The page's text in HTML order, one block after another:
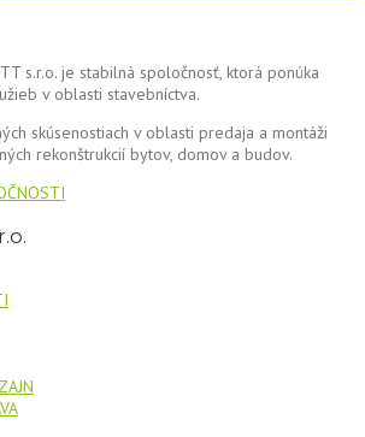
s.r.o. je stabilná spoločnosť, ktorá ponúka
v oblasti stavebníctva.
skúsenostiach v oblasti predaja a montáži
rekonštrukcií bytov, domov a budov.